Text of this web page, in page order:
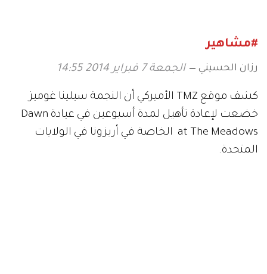
#مشاهير
رزان الحسيني الجمعة 7 فبراير 2014 14:55
كشف موقع TMZ الأميركي أن النجمة سيلينا غوميز
خضعت لإعادة تأهيل لمدة أسبوعين في عيادة Dawn
at The Meadows الخاصة في أريزونا في الولايات
المتحدة.